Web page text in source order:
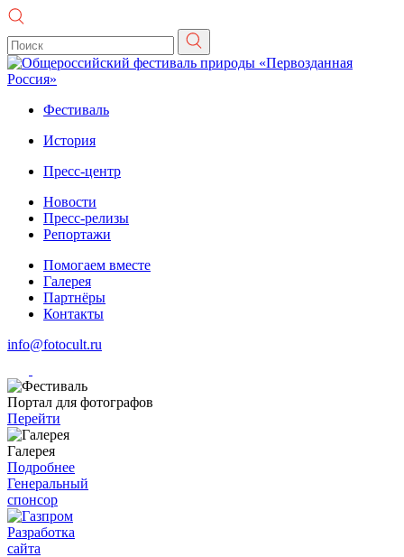
Фестиваль
История
Пресс-центр
Новости
Пресс-релизы
Репортажи
Помогаем вместе
Галерея
Партнёры
Контакты
info@fotocult.ru
Портал для фотографов
Перейти
Галерея
Подробнее
Генеральный
спонсор
Разработка
сайта